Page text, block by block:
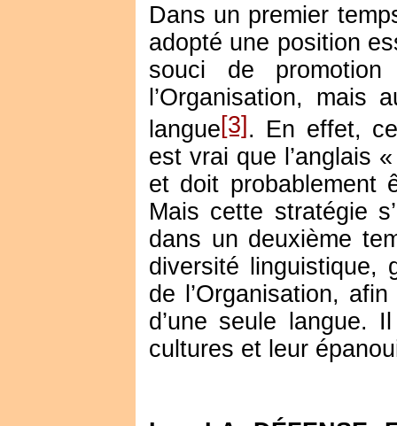
Dans un premier
adopté une position
souci de
l’Organisation,
langue[3] . En effet,
est vrai que l’anglais
et doit probablement
Mais cette stratégie
dans un deuxième
diversité linguistique,
de l’Organisation,
d’une seule langue.
cultures et leur